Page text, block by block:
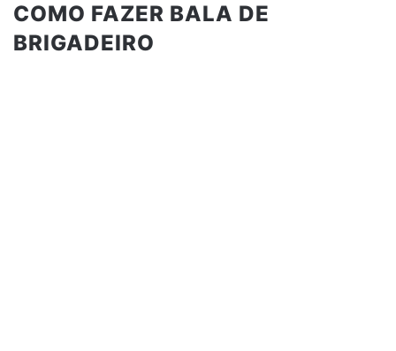
COMO FAZER BALA DE
BRIGADEIRO